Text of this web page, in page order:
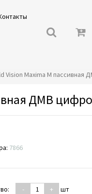
Vision Maxima M
ДМВ
7866
- + шт